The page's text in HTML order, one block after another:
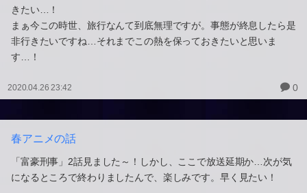
きたい…！
まぁ今この時世、旅行なんて到底無理ですが。事態が終息したら是
非行きたいですね…それまでこの熱を保っておきたいと思いま
す…！
2020.04.26 23:42 0
春アニメの話
「富豪刑事」2話見ました～！しかし、ここで放送延期か…次が気
になるところで終わりましたんで、楽しみです。早く見たい！